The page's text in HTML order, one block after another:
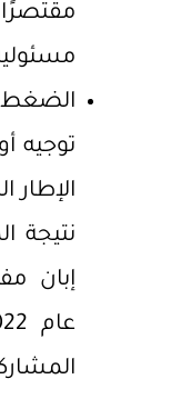
الضغط
توجيه
نتيجة
إبان